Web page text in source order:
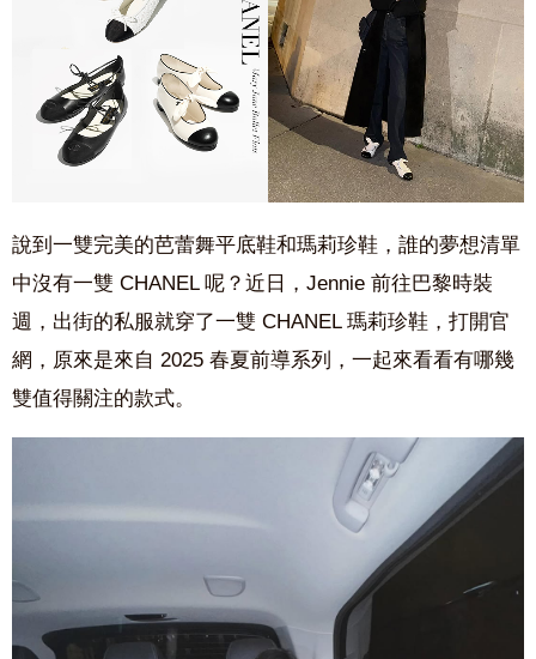
說到一雙完美的芭蕾舞平底鞋和瑪莉珍鞋，誰的夢想清單
中沒有一雙 CHANEL 呢？近日，Jennie 前往巴黎時裝
週，出街的私服就穿了一雙 CHANEL 瑪莉珍鞋，打開官
網，原來是來自 2025 春夏前導系列，一起來看看有哪幾
雙值得關注的款式。